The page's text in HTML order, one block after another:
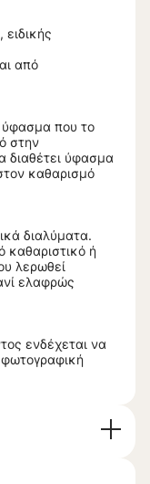
από
ύφασμα που το
στην
διαθέτει ύφασμα
καθαρισμό
διαλύματα.
καθαριστικό ή
λερωθεί
ελαφρώς
ενδέχεται να